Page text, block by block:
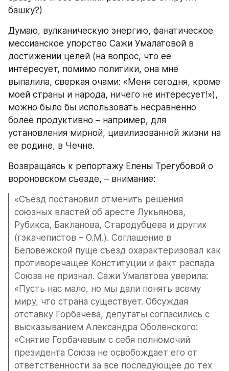
башку?)
Думаю, вулканическую энергию, фанатическое
мессианское упорство Сажи Умалатовой в
достижении целей (на вопрос, что ее
интересует, помимо политики, она мне
выпалила, сверкая очами: «Меня сегодня, кроме
моей страны и народа, ничего не интересует!»),
можно было бы использовать несравненно
более продуктивно – например, для
установления мирной, цивилизованной жизни на
ее родине, в Чечне.
Возвращаясь к репортажу Елены Трегубовой о
вороновском съезде, – внимание:
«Съезд постановил отменить решения
союзных властей об аресте Лукьянова,
Рубикса, Бакланова, Стародубцева и других
(гэкачепистов – О.М.). Соглашение в
Беловежской пуще съезд охарактеризовал как
противоречащее Конституции и факт распада
Союза не признал. Сажи Умалатова уверила:
«Пусть нас мало, но мы дали понять всему
миру, что страна существует. Обсуждая
отставку Горбачева, депутаты согласились с
высказыванием Александра Оболенского:
«Снятие Горбачевым с себя полномочий
президента Союза не освобождает его от
ответственности за все последующее до тех